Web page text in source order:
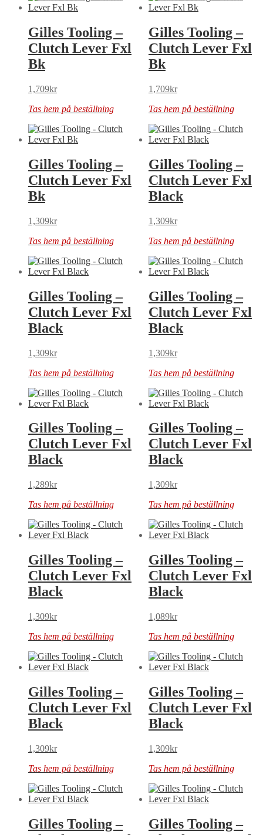
Gilles Tooling –
Clutch Lever Fxl
Bk
1,709kr
Tas hem på beställning
Gilles Tooling –
Clutch Lever Fxl
Bk
1,709kr
Tas hem på beställning
Gilles Tooling –
Clutch Lever Fxl
Bk
1,309kr
Tas hem på beställning
Gilles Tooling –
Clutch Lever Fxl
Black
1,309kr
Tas hem på beställning
Gilles Tooling –
Clutch Lever Fxl
Black
1,309kr
Tas hem på beställning
Gilles Tooling –
Clutch Lever Fxl
Black
1,309kr
Tas hem på beställning
Gilles Tooling –
Clutch Lever Fxl
Black
1,289kr
Tas hem på beställning
Gilles Tooling –
Clutch Lever Fxl
Black
1,309kr
Tas hem på beställning
Gilles Tooling –
Clutch Lever Fxl
Black
1,309kr
Tas hem på beställning
Gilles Tooling –
Clutch Lever Fxl
Black
1,089kr
Tas hem på beställning
Gilles Tooling –
Clutch Lever Fxl
Black
1,309kr
Tas hem på beställning
Gilles Tooling –
Clutch Lever Fxl
Black
1,309kr
Tas hem på beställning
Gilles Tooling –
Gilles Tooling –